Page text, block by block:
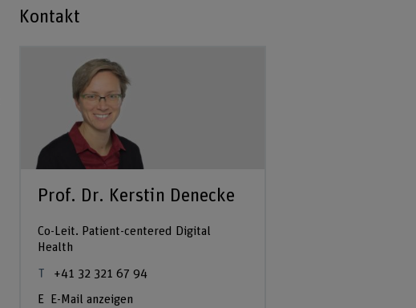
Kontakt
Prof. Dr. Kerstin Denecke
Co-Leit. Patient-centered Digital
Health
+41 32 321 67 94
E-Mail anzeigen